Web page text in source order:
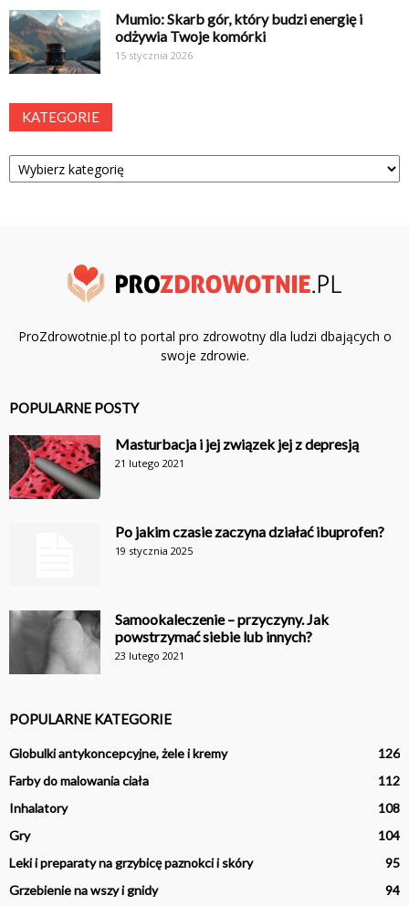
Mumio: Skarb gór, który budzi energię i
odżywia Twoje komórki
15 stycznia 2026
KATEGORIE
Kategorie
ProZdrowotnie.pl to portal pro zdrowotny dla ludzi dbających o
swoje zdrowie.
POPULARNE POSTY
Masturbacja i jej związek jej z depresją
21 lutego 2021
Po jakim czasie zaczyna działać ibuprofen?
19 stycznia 2025
Samookaleczenie – przyczyny. Jak
powstrzymać siebie lub innych?
23 lutego 2021
POPULARNE KATEGORIE
Globulki antykoncepcyjne, żele i kremy
126
Farby do malowania ciała
112
Inhalatory
108
Gry
104
Leki i preparaty na grzybicę paznokci i skóry
95
Grzebienie na wszy i gnidy
94